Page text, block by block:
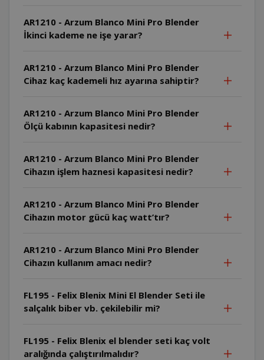
AR1210 - Arzum Blanco Mini Pro Blender
İkinci kademe ne işe yarar?
AR1210 - Arzum Blanco Mini Pro Blender
Cihaz kaç kademeli hız ayarına sahiptir?
AR1210 - Arzum Blanco Mini Pro Blender
Ölçü kabının kapasitesi nedir?
AR1210 - Arzum Blanco Mini Pro Blender
Cihazın işlem haznesi kapasitesi nedir?
AR1210 - Arzum Blanco Mini Pro Blender
Cihazın motor gücü kaç watt’tır?
AR1210 - Arzum Blanco Mini Pro Blender
Cihazın kullanım amacı nedir?
FL195 - Felix Blenix Mini El Blender Seti ile
salçalık biber vb. çekilebilir mi?
FL195 - Felix Blenix el blender seti kaç volt
aralığında çalıştırılmalıdır?